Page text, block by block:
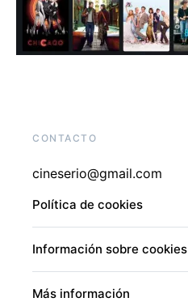
CONTACTO
cineserio@gmail.com
Política de cookies
Información sobre cookies
Más información